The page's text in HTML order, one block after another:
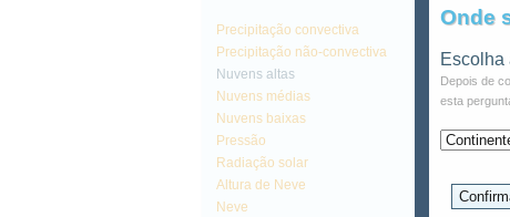
Precipitação convectiva
Precipitação não-convectiva
Nuvens altas
Nuvens médias
Nuvens baixas
Pressão
Radiação solar
Altura de Neve
Neve
Onde
Escolha
Depois de
esta